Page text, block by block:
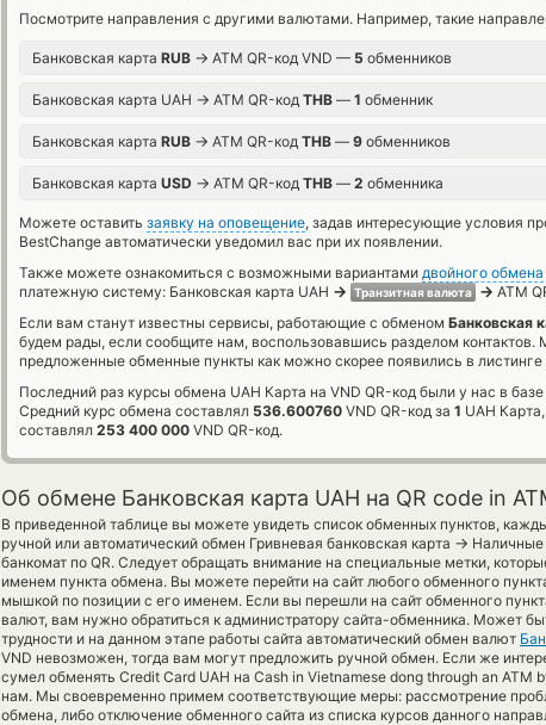
Посмотрите направления с другими валютами. Например, такие
Банковская карта RUB → ATM QR-код VND — 5 обменников
Банковская карта UAH → ATM QR-код THB — 1 обменник
Банковская карта RUB → ATM QR-код THB — 9 обменников
Банковская карта USD → ATM QR-код THB — 2 обменника
Можете оставить заявку на оповещение, задав интересующие условия
BestChange автоматически уведомил вас при их появлении.
Также можете ознакомиться с возможными вариантами двойного обмена
платежную систему: Банковская карта UAH → Транзитная валюта → ATM
Если вам станут известны сервисы, работающие с обменом Банковская
будем рады, если сообщите нам, воспользовавшись разделом контактов.
предложенные обменные пункты как можно скорее появились в листинге
Последний раз курсы обмена UAH Карта на VND QR-код были у нас в базе
Средний курс обмена составлял 536.600760 VND QR-код за 1 UAH
составлял 253 400 000 VND QR-код.
Об обмене Банковская карта UAH на QR code in
В приведенной таблице вы можете увидеть список обменных пунктов,
ручной или автоматический обмен Гривневая банковская карта → Наличные
банкомат по QR. Следует обращать внимание на специальные метки,
именем пункта обмена. Вы можете перейти на сайт любого обменного
мышкой по позиции с его именем. Если вы перешли на сайт обменного
валют, вам нужно обратиться к администратору сайта-обменника. Может
трудности и на данном этапе работы сайта автоматический обмен валют
VND невозможен, тогда вам могут предложить ручной обмен. Если же
сумел обменять Credit Card UAH на Cash in Vietnamese dong through an ATM
нам. Мы своевременно примем соответствующие меры: рассмотрение
обмена, либо отключение обменного сайта из списка курсов данного